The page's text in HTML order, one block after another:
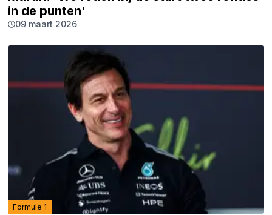
in de punten'
09 maart 2026
Formule 1